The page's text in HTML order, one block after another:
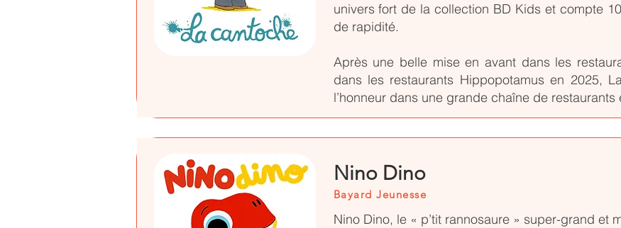
univers fort de la collection BD Kids et compte
de rapidité.
Après une belle mise en avant dans les
dans les restaurants Hippopotamus en 2025,
l’honneur dans une grande chaîne de
Nino Dino
Bayard Jeunesse
Nino Dino, le « p’tit rannosaure » super-grand et